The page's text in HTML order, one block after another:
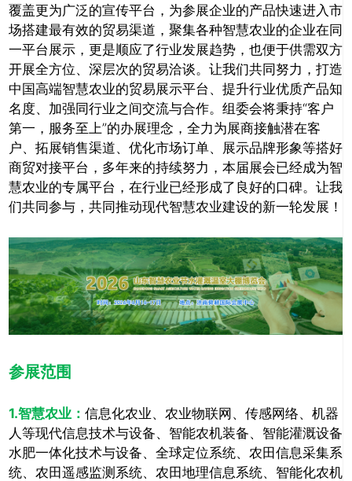
覆盖更为广泛的宣传平台，为参展企业的产品快速进入市
场搭建最有效的贸易渠道，聚集各种智慧农业的企业在同
一平台展示，更是顺应了行业发展趋势，也便于供需双方
开展全方位、深层次的贸易洽谈。让我们共同努力，打造
中国高端智慧农业的贸易展示平台、提升行业优质产品知
名度、加强同行业之间交流与合作。组委会将秉持“客户
第一，服务至上”的办展理念，全力为展商接触潜在客
户、拓展销售渠道、优化市场订单、展示品牌形象等搭好
商贸对接平台，多年来的持续努力，本届展会已经成为智
慧农业的专属平台，在行业已经形成了良好的口碑。让我
们共同参与，共同推动现代智慧农业建设的新一轮发展！
参展范围
1.智慧农业： 信息化农业、农业物联网、传感网络、机器
人等现代信息技术与设备、智能农机装备、智能灌溉设备
水肥一体化技术与设备、全球定位系统、农田信息采集系
统、农田遥感监测系统、农田地理信息系统、智能化农机